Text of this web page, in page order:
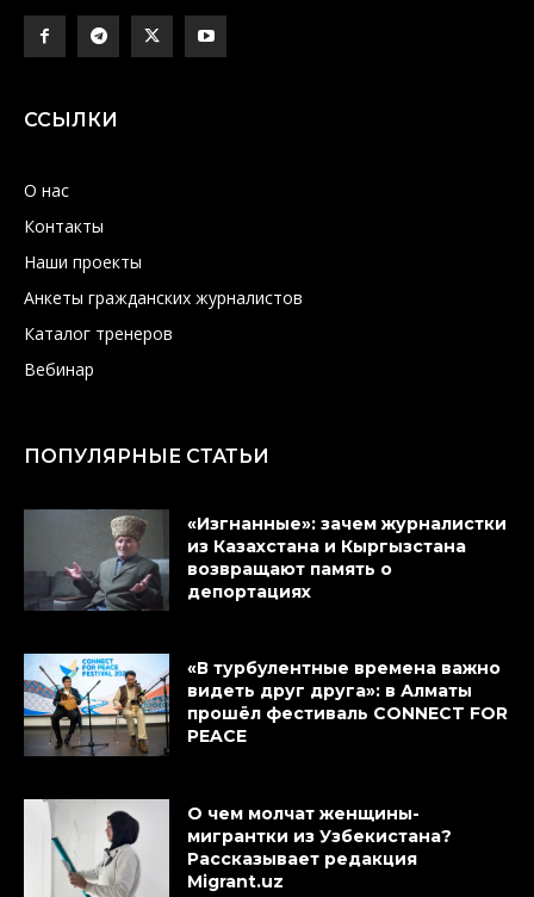
ССЫЛКИ
О нас
Контакты
Наши проекты
Анкеты гражданских журналистов
Каталог тренеров
Вебинар
ПОПУЛЯРНЫЕ СТАТЬИ
«Изгнанные»: зачем журналистки
из Казахстана и Кыргызстана
возвращают память о
депортациях
«В турбулентные времена важно
видеть друг друга»: в Алматы
прошёл фестиваль CONNECT FOR
PEACE
О чем молчат женщины-
мигрантки из Узбекистана?
Рассказывает редакция
Migrant.uz